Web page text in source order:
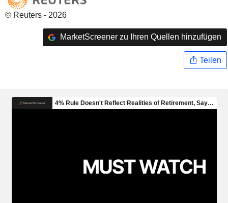
© Reuters - 2026
MarketScreener zu Ihren Quellen hinzufügen
Teilen